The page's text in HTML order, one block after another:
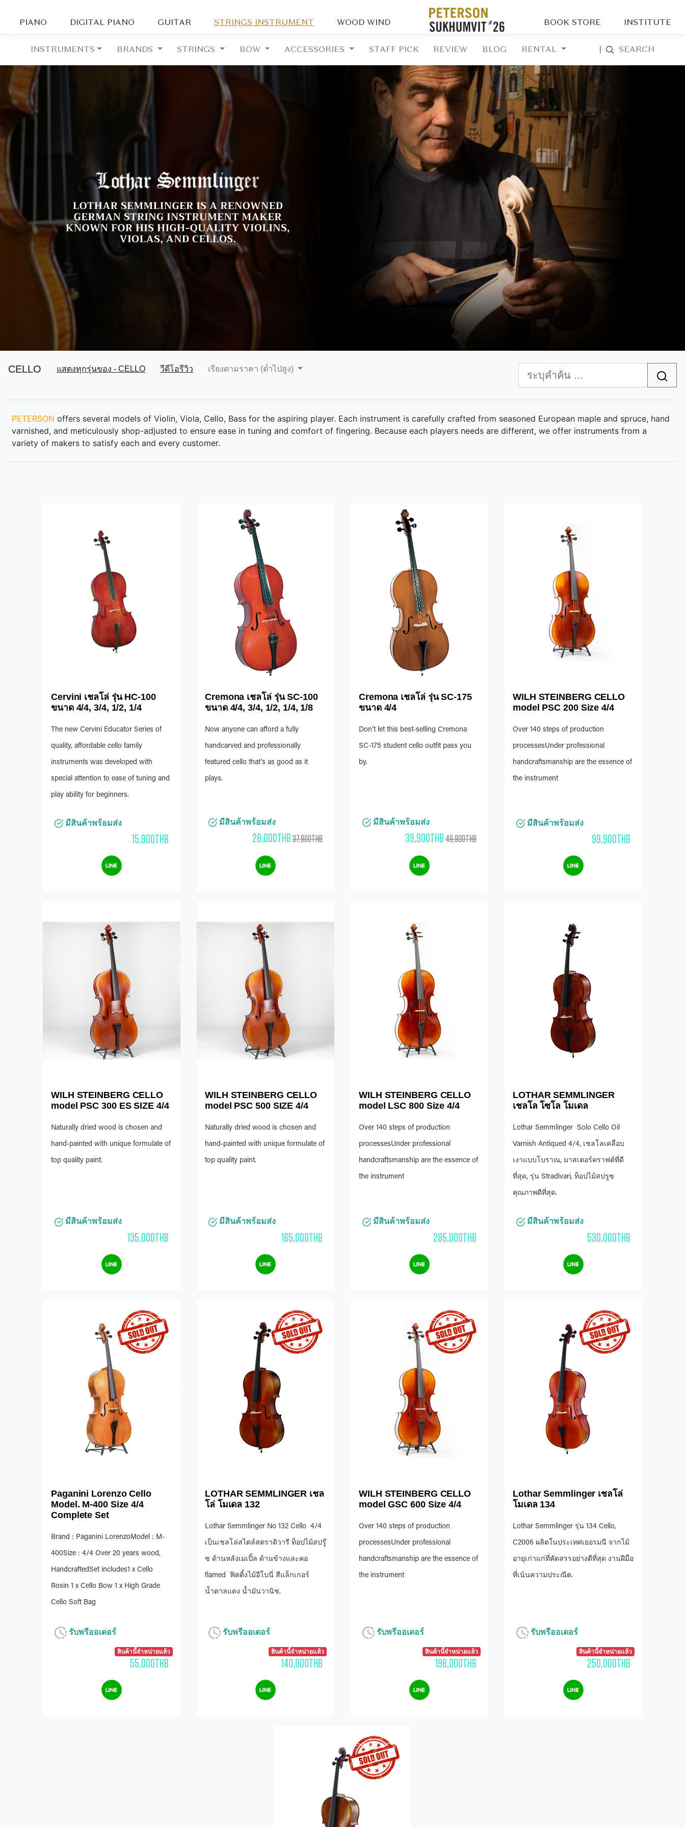
PIANO DIGITAL PIANO GUITAR STRINGS INSTRUMENT WOOD WIND BOOK STORE INSTITUTE
INSTRUMENTS BRANDS STRINGS BOW ACCESSORIES STAFF PICK REVIEW BLOG RENTAL SEARCH
CELLO แสดงทุกรุ่นของ - CELLO วีดีโอรีวิว เรียงตามราคา (ต่ำไปสูง)
PETERSON offers several models of Violin, Viola, Cello, Bass for the aspiring player. Each instrument is carefully crafted from seasoned European maple and spruce, hand
varnished, and meticulously shop-adjusted to ensure ease in tuning and comfort of fingering. Because each players needs are different, we offer instruments from a
variety of makers to satisfy each and every customer.
Cervini เชลโล่ รุ่น HC-100
ขนาด 4/4, 3/4, 1/2, 1/4
The new Cervini Educator Series of
quality, affordable cello family
instruments was developed with
special attention to ease of tuning and
play ability for beginners.
มีสินค้าพร้อมส่ง
15,900THB
Cremona เชลโล่ รุ่น SC-100
ขนาด 4/4, 3/4, 1/2, 1/4, 1/8
Now anyone can afford a fully
handcarved and professionally
featured cello that’s as good as it
plays.
มีสินค้าพร้อมส่ง
28,000THB37,900THB
Cremona เชลโล่ รุ่น SC-175
ขนาด 4/4
Don’t let this best-selling Cremona
SC-175 student cello outfit pass you
by.
มีสินค้าพร้อมส่ง
39,900THB49,900THB
WILH STEINBERG CELLO
model PSC 200 Size 4/4
Over 140 steps of production
processesUnder professional
handcraftsmanship are the essence of
the instrument
มีสินค้าพร้อมส่ง
99,900THB
WILH STEINBERG CELLO
model PSC 300 ES SIZE 4/4
Naturally dried wood is chosen and
hand-painted with unique formulate of
top quality paint.
มีสินค้าพร้อมส่ง
135,000THB
WILH STEINBERG CELLO
model PSC 500 SIZE 4/4
Naturally dried wood is chosen and
hand-painted with unique formulate of
top quality paint.
มีสินค้าพร้อมส่ง
165,000THB
WILH STEINBERG CELLO
model LSC 800 Size 4/4
Over 140 steps of production
processesUnder professional
handcraftsmanship are the essence of
the instrument
มีสินค้าพร้อมส่ง
285,000THB
LOTHAR SEMMLINGER
เชลโล โซโล โมเดล
Lothar Semmlinger Solo Cello Oil
Varnish Antiqued 4/4, เชลโลเคลือบ
เงาแบบโบราณ, มาสเตอร์คราฟต์ที่ดี
ที่สุด, รุ่น Stradivari, ท็อปไม้สปรูซ
คุณภาพดีที่สุด.
มีสินค้าพร้อมส่ง
530,000THB
Paganini Lorenzo Cello
Model. M-400 Size 4/4
Complete Set
Brand : Paganini LorenzoModel : M-
400Size : 4/4 Over 20 years wood,
HandcraftedSet includes1 x Cello
Rosin 1 x Cello Bow 1 x High Grade
Cello Soft Bag
รับพรีออเดอร์
สินค้านี้จำหน่ายแล้ว
55,000THB
LOTHAR SEMMLINGER เชล
โล่ โมเดล 132
Lothar Semmlinger No 132 Cello 4/4
เป็นเชลโล่สไตล์สตราดิวารี ท็อปไม้สปรู๊
ซ ด้านหลังเมเปิ้ล ด้านข้างและคอ
flamed ฟิตติ้งไม้อีโบนี่ สีแล็กเกอร์
น้ำตาลแดง น้ำมันวานิช.
รับพรีออเดอร์
สินค้านี้จำหน่ายแล้ว
140,000THB
WILH STEINBERG CELLO
model GSC 600 Size 4/4
Over 140 steps of production
processesUnder professional
handcraftsmanship are the essence of
the instrument
รับพรีออเดอร์
สินค้านี้จำหน่ายแล้ว
198,000THB
Lothar Semmlinger เชลโล่
โมเดล 134
Lothar Semmlinger รุ่น 134 Cello,
C2006 ผลิตในประเทศเยอรมนี จากไม้
อายุเก่าแก่ที่คัดสรรอย่างดีที่สุด งานฝีมือ
ที่เน้นความประณีต.
รับพรีออเดอร์
สินค้านี้จำหน่ายแล้ว
250,000THB